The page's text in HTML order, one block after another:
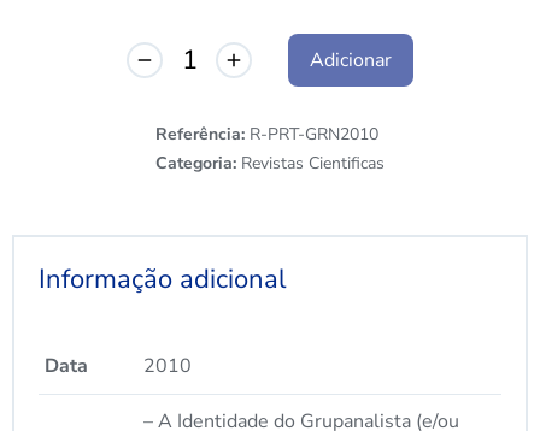
Adicionar
Referência: R-PRT-GRN2010
Categoria: Revistas Cientificas
Informação adicional
Data 2010
– A Identidade do Grupanalista (e/ou